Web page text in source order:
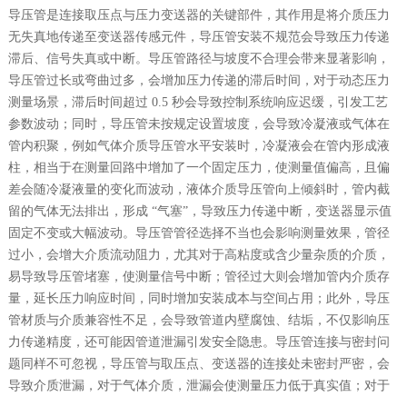
导压管是连接取压点与压力变送器的关键部件，其作用是将介质压力
无失真地传递至变送器传感元件，导压管安装不规范会导致压力传递
滞后、信号失真或中断。导压管路径与坡度不合理会带来显著影响，
导压管过长或弯曲过多，会增加压力传递的滞后时间，对于动态压力
测量场景，滞后时间超过 0.5 秒会导致控制系统响应迟缓，引发工艺
参数波动；同时，导压管未按规定设置坡度，会导致冷凝液或气体在
管内积聚，例如气体介质导压管水平安装时，冷凝液会在管内形成液
柱，相当于在测量回路中增加了一个固定压力，使测量值偏高，且偏
差会随冷凝液量的变化而波动，液体介质导压管向上倾斜时，管内截
留的气体无法排出，形成 “气塞”，导致压力传递中断，变送器显示值
固定不变或大幅波动。导压管管径选择不当也会影响测量效果，管径
过小，会增大介质流动阻力，尤其对于高粘度或含少量杂质的介质，
易导致导压管堵塞，使测量信号中断；管径过大则会增加管内介质存
量，延长压力响应时间，同时增加安装成本与空间占用；此外，导压
管材质与介质兼容性不足，会导致管道内壁腐蚀、结垢，不仅影响压
力传递精度，还可能因管道泄漏引发安全隐患。导压管连接与密封问
题同样不可忽视，导压管与取压点、变送器的连接处未密封严密，会
导致介质泄漏，对于气体介质，泄漏会使测量压力低于真实值；对于